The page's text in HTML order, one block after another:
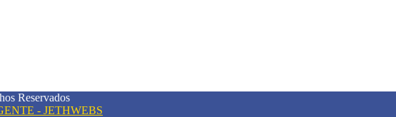
Reservados
- JETHWEBS